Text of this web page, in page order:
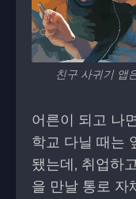
친구 사귀기 앱
어른이 되고 나
학교 다닐 때는
됐는데, 취업하
을 만날 통로 자